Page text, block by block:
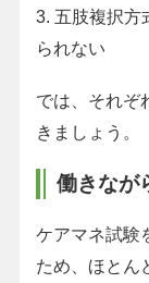
3. 五肢複択方
られない
では、それぞ
きましょう。
働きなが
ケアマネ試験
ため、ほとん